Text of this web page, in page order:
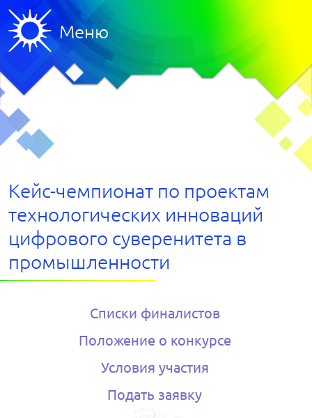
Меню
Кейс-чемпионат по проектам
технологических инноваций
цифрового суверенитета в
промышленности
Списки финалистов
Положение о конкурсе
Условия участия
Подать заявку